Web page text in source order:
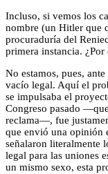
Incluso, si vemos los
nombre (un Hitler que
procuraduría del
primera instancia. ¿Por
No estamos, pues,
vacío legal. Aquí el
se impulsaba el
Congreso pasado
reclama—, fue
que envió una opinión
señalaron literalmente
legal para las uniones
un mismo sexo, esta